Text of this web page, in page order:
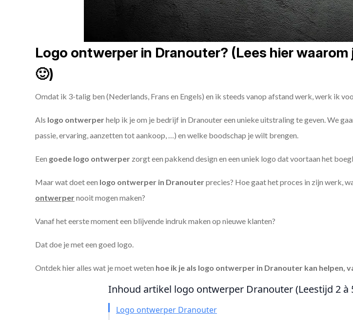
Logo ontwerper in Dranouter? (Lees hier
🙂)
Omdat ik 3-talig ben (Nederlands, Frans en Engels) en ik steeds vanop afstand werk, werk ik
Als logo ontwerperhelp ik je om je bedrijf in Dranouter een unieke uitstraling te geven. We
passie, ervaring, aanzetten tot aankoop, …) en welke boodschap je wilt brengen.
Een goede logo ontwerper zorgt een pakkend design en een uniek logo dat voortaan het
Maar wat doet een logo ontwerper in Dranouterprecies? Hoe gaat het proces in zijn werk,
ontwerpernooit mogen maken?
Vanaf het eerste moment een blijvende indruk maken op nieuwe klanten?
Dat doe je met een goed logo.
Ontdek hier alles wat je moet weten hoe ik je als logo ontwerper in Dranouter kan helpen,
Inhoud artikel logo ontwerper Dranouter (Leestijd 2 à
Logo ontwerper Dranouter